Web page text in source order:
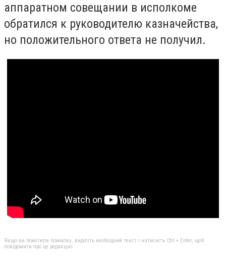
аппаратном совещании в исполкоме
обратился к руководителю казначейства,
но положительного ответа не получил.
Якщо ви помітили помилку, виділіть необхідний текст і натисніть Ctrl + Enter, щоб
повідомити про це редакцію